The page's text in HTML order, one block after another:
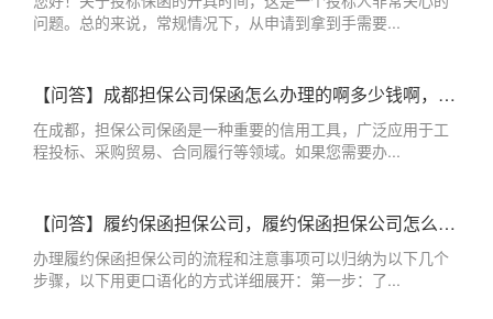
问题。总的来说，常规情况下，从申请到拿到手需要...
【问答】成都担保公司保函怎么办理的啊多少钱啊，成都办理保函的担保公司
在成都，担保公司保函是一种重要的信用工具，广泛应用于工
程投标、采购贸易、合同履行等领域。如果您需要办...
【问答】履约保函担保公司，履约保函担保公司怎么办理
办理履约保函担保公司的流程和注意事项可以归纳为以下几个
步骤，以下用更口语化的方式详细展开：第一步：了...